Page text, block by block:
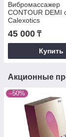
Вибромассажер
CONTOUR DEMI
Calexotics
45 000 ₸
Купить
Акционные
–50%